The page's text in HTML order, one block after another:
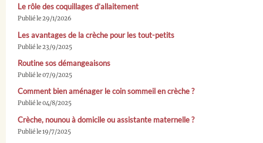
Le rôle des coquillages d’allaitement
Publié le 29/1/2026
Les avantages de la crèche pour les tout-petits
Publié le 23/9/2025
Routine sos démangeaisons
Publié le 07/9/2025
Comment bien aménager le coin sommeil en crèche ?
Publié le 04/8/2025
Crèche, nounou à domicile ou assistante maternelle ?
Publié le 19/7/2025